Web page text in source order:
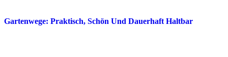
Gartenwege: Praktisch, Schön Und Dauerhaft Haltbar